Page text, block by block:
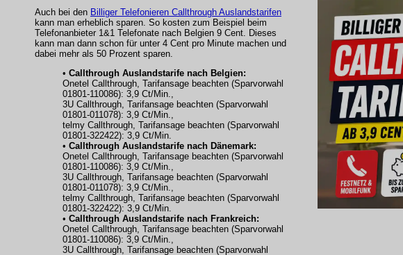
Auch bei den Billiger Telefonieren Callthrough Auslandstarifen
kann man erheblich sparen. So kosten zum Beispiel beim
Telefonanbieter 1&1 Telefonate nach Belgien 9 Cent. Dieses
kann man dann schon für unter 4 Cent pro Minute machen und
dabei mehr als 50 Prozent sparen.
• Callthrough Auslandstarife nach Belgien:
Onetel Callthrough, Tarifansage beachten (Sparvorwahl
01801-110086): 3,9 Ct/Min.,
3U Callthrough, Tarifansage beachten (Sparvorwahl
01801-011078): 3,9 Ct/Min.,
telmy Callthrough, Tarifansage beachten (Sparvorwahl
01801-322422): 3,9 Ct/Min.
• Callthrough Auslandstarife nach Dänemark:
Onetel Callthrough, Tarifansage beachten (Sparvorwahl
01801-110086): 3,9 Ct/Min.,
3U Callthrough, Tarifansage beachten (Sparvorwahl
01801-011078): 3,9 Ct/Min.,
telmy Callthrough, Tarifansage beachten (Sparvorwahl
01801-322422): 3,9 Ct/Min.
• Callthrough Auslandstarife nach Frankreich:
Onetel Callthrough, Tarifansage beachten (Sparvorwahl
01801-110086): 3,9 Ct/Min.,
3U Callthrough, Tarifansage beachten (Sparvorwahl